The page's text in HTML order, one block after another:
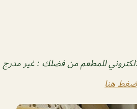
للمطعم من فضلك : غير مدرج
هنا